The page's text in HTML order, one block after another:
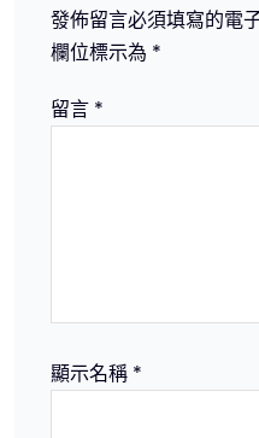
發佈留言必須填寫的電
欄位標示為 *
留言 *
顯示名稱 *